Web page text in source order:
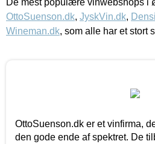
OttoSuenson.dk, JyskVin.dk,
Wineman.dk, som alle har et stort
OttoSuenson.dk er et vinfirma,
den gode ende af spektret. De